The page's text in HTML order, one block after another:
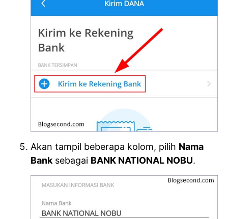
Akan tampil beberapa kolom, pilih Nama
Bank sebagai BANK NATIONAL NOBU.